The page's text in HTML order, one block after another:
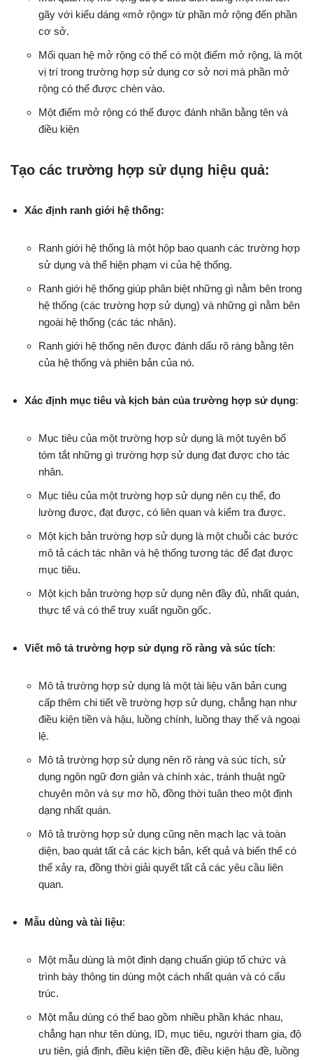
gãy với kiểu dáng «mở rộng» từ phần mở rộng đến phần
cơ sở.
Mối quan hệ mở rộng có thể có một điểm mở rộng, là một
vị trí trong trường hợp sử dụng cơ sở nơi mà phần mở
rộng có thể được chèn vào.
Một điểm mở rộng có thể được đánh nhãn bằng tên và
điều kiện
Tạo các trường hợp sử dụng hiệu quả:
Xác định ranh giới hệ thống:
Ranh giới hệ thống là một hộp bao quanh các trường hợp
sử dụng và thể hiện phạm vi của hệ thống.
Ranh giới hệ thống giúp phân biệt những gì nằm bên trong
hệ thống (các trường hợp sử dụng) và những gì nằm bên
ngoài hệ thống (các tác nhân).
Ranh giới hệ thống nên được đánh dấu rõ ràng bằng tên
của hệ thống và phiên bản của nó.
Xác định mục tiêu và kịch bản của trường hợp sử dụng:
Mục tiêu của một trường hợp sử dụng là một tuyên bố
tóm tắt những gì trường hợp sử dụng đạt được cho tác
nhân.
Mục tiêu của một trường hợp sử dụng nên cụ thể, đo
lường được, đạt được, có liên quan và kiểm tra được.
Một kịch bản trường hợp sử dụng là một chuỗi các bước
mô tả cách tác nhân và hệ thống tương tác để đạt được
mục tiêu.
Một kịch bản trường hợp sử dụng nên đầy đủ, nhất quán,
thực tế và có thể truy xuất nguồn gốc.
Viết mô tả trường hợp sử dụng rõ ràng và súc tích:
Mô tả trường hợp sử dụng là một tài liệu văn bản cung
cấp thêm chi tiết về trường hợp sử dụng, chẳng hạn như
điều kiện tiền và hậu, luồng chính, luồng thay thế và ngoại
lệ.
Mô tả trường hợp sử dụng nên rõ ràng và súc tích, sử
dụng ngôn ngữ đơn giản và chính xác, tránh thuật ngữ
chuyên môn và sự mơ hồ, đồng thời tuân theo một định
dạng nhất quán.
Mô tả trường hợp sử dụng cũng nên mạch lạc và toàn
diện, bao quát tất cả các kịch bản, kết quả và biến thể có
thể xảy ra, đồng thời giải quyết tất cả các yêu cầu liên
quan.
Mẫu dùng và tài liệu:
Một mẫu dùng là một định dạng chuẩn giúp tổ chức và
trình bày thông tin dùng một cách nhất quán và có cấu
trúc.
Một mẫu dùng có thể bao gồm nhiều phần khác nhau,
chẳng hạn như tên dùng, ID, mục tiêu, người tham gia, độ
ưu tiên, giả định, điều kiện tiền đề, điều kiện hậu đề, luồng